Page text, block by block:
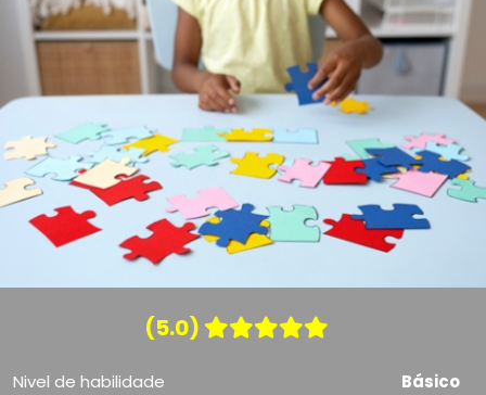
(5.0)
Nivel de habilidade
Básico